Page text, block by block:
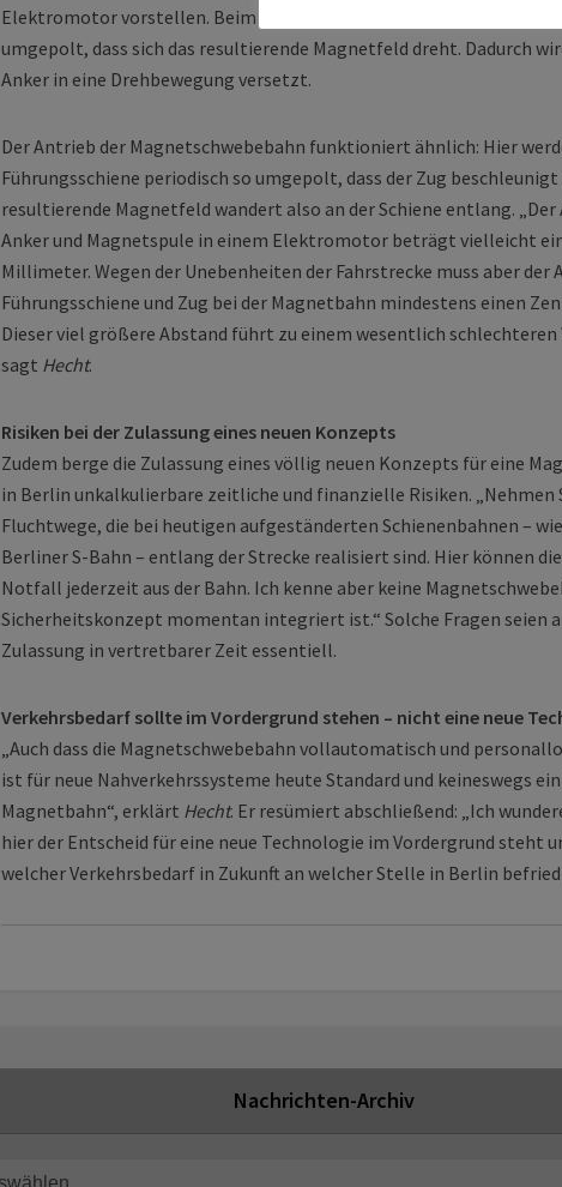
Elektromotor vorstellen. Beim Dreh­strom­motor werden
umgepolt, dass sich das resultierende Magnetfeld dreht. Dadurch
Anker in eine Drehbewegung versetzt.
Der Antrieb der Magnetschwebebahn funktioniert ähnlich: Hier
Führungs­schiene periodisch so umgepolt, dass der Zug beschleunigt
resultierende Magnetfeld wandert also an der Schiene entlang. „Der
Anker und Magnetspule in einem Elektromotor beträgt vielleicht
Millimeter. Wegen der Unebenheiten der Fahrstrecke muss aber der
Führungs­schiene und Zug bei der Magnetbahn mindestens einen
Dieser viel größere Abstand führt zu einem wesentlich schlechteren
sagt Hecht.
Risiken bei der Zulassung eines neuen Konzepts
Zudem berge die Zulassung eines völlig neuen Konzepts für eine
in Berlin unkalkulierbare zeitliche und finanzielle Risiken. „Nehmen
Fluchtwege, die bei heutigen aufgeständerten Schienenbahnen –
Berliner S-Bahn – entlang der Strecke realisiert sind. Hier können
Notfall jederzeit aus der Bahn. Ich kenne aber keine
Sicherheitskonzept momentan integriert ist.“ Solche Fragen seien
Zulassung in vertretbarer Zeit essentiell.
Verkehrsbedarf sollte im Vordergrund stehen – nicht eine neue
„Auch dass die Magnetschwebebahn vollautomatisch und
ist für neue Nahverkehrssysteme heute Standard und keineswegs
Magnetbahn“, erklärt Hecht. Er resümiert abschließend: „Ich
hier der Entscheid für eine neue Technologie im Vordergrund steht
welcher Verkehrsbedarf in Zukunft an welcher Stelle in Berlin
Nachrichten-Archiv